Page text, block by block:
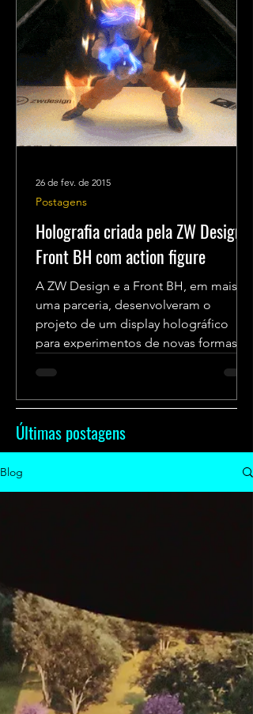
Holografia criada pela ZW Design e
Front BH com action figure
A ZW Design e a Front BH, em mais
uma parceria, desenvolveram o
projeto de um display holográfico
para experimentos de novas formas
Postagens
26 de fev. de 2015
Últimas postagens
Blog